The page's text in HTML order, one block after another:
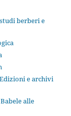
berberi e
e archivi
alle